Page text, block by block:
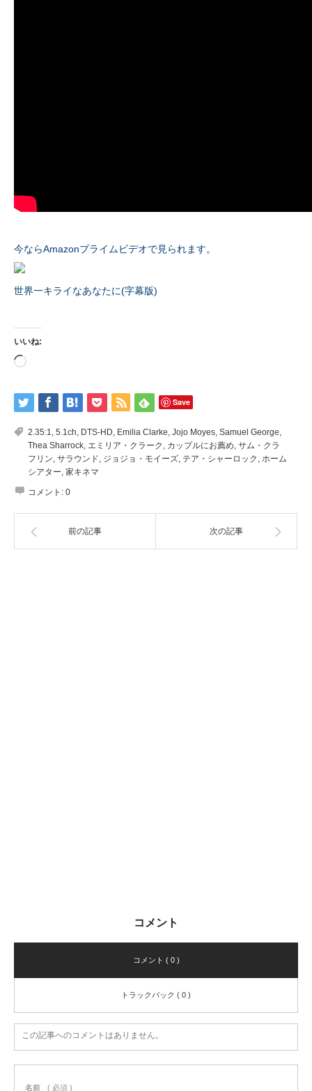
今ならAmazonプライムビデオで見られます。
世界一キライなあなたに(字幕版)
いいね:
読
中…
Save
2.35:1 5.1ch DTS-HD Emilia Clarke Jojo Moyes Samuel George
Thea Sharrock エミリア・クラーク カップルにお薦め サム・クラ
フリン サラウンド ジョジョ・モイーズ テア・シャーロック
ホーム
シアター 家キネマ
コメント: 0
前の記事 次の記事
コメント
コメント ( 0 )
トラックバック ( 0 )
この記事へのコメントはありません。
名前 ( 必須 )